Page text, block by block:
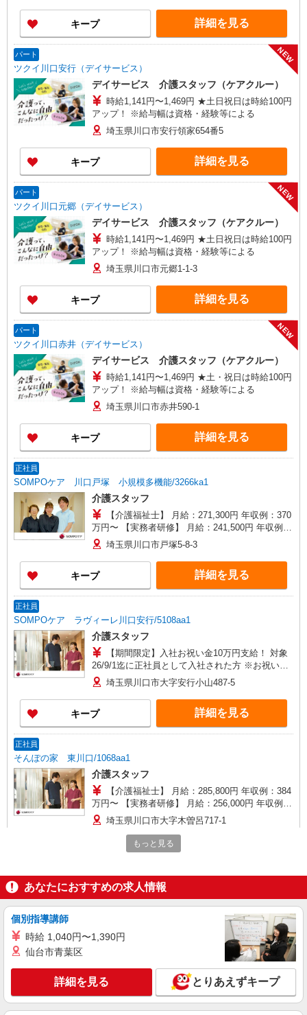
キープ 詳細を見る
パート
ツクイ川口安行（デイサービス）
NEW
デイサービス 介護スタッフ（ケアクルー）
時給1,141円〜1,469円 ★土日祝日は時給100円
アップ！ ※給与幅は資格・経験等による
埼玉県川口市安行領家654番5
キープ 詳細を見る
パート
ツクイ川口元郷（デイサービス）
NEW
デイサービス 介護スタッフ（ケアクルー）
時給1,141円〜1,469円 ★土日祝日は時給100円
アップ！ ※給与幅は資格・経験等による
埼玉県川口市元郷1-1-3
キープ 詳細を見る
パート
ツクイ川口赤井（デイサービス）
NEW
デイサービス 介護スタッフ（ケアクルー）
時給1,141円〜1,469円 ★土・祝日は時給100円
アップ！ ※給与幅は資格・経験等による
埼玉県川口市赤井590-1
キープ 詳細を見る
正社員
SOMPOケア 川口戸塚 小規模多機能/3266ka1
介護スタッフ
【介護福祉士】 月給：271,300円 年収例：370
万円〜 【実務者研修】 月給：241,500円 年収例：
330万円〜 【初任者研修】 月給：232,700円 年収
例：320万円〜 ※職務手当、働きがい向上手当、
日祝手当（月平均2回分）、夜勤手当（月平均5回
分）等、毎月平均的に支払われる手当を含みま
す。 ※介護福祉士のみ、特別職務手当も含む ◎オ
時は別途時間外手当支給（超過1分〜） ◎賞与
基本給2.08ヶ月分/年支給
埼玉県川口市戸塚5-8-3
キープ 詳細を見る
正社員
SOMPOケア ラヴィーレ川口安行/5108aa1
介護スタッフ
【期間限定】入社お祝い金10万円支給！ 対象
26/9/1迄に正社員として入社された方 ※お祝い金
は入社後3か月目の給与で支給、その他詳細は面接
時にご案内します 【介護福祉士】月給285,800円
／年収例384万円〜 【実務者研修】月給256,000円
／年収例345万円〜 【初任者研修・無資格】月給
247,200円／年収例334万円〜 ※職務手当、働きが
（月平均5回分）等、毎月平均的に支払われる手当
を含む ※介護福祉士のみ、特別職務手当も含む ◎
残業時は別途時間外手当支給（超過1分〜） ◎賞
与 基本給2.08ヶ月分/年支給
埼玉県川口市大字安行小山487-5
キープ 詳細を見る
正社員
そんぽの家 東川口/1068aa1
介護スタッフ
【介護福祉士】 月給：285,800円 年収例：384
万円〜 【実務者研修】 月給：256,000円 年収例：
345万円〜 【初任者研修・無資格】 月給：
247,200円 年収例：334万円〜 ※職務手当、働き
がい向上手当、日祝手当（月平均2回分）、夜勤手
当（月平均5回分）等、毎月平均的に支払われる手
も含む ◎残業時は別途時間外手当支給（超過1
分〜） ◎賞与 基本給2.08ヶ月分/年支給
埼玉県川口市大字木曽呂717-1
アルバイト パート
そんぽの家S 川口上青木/2071bc2
勤務（社保加入者）の場合は時給1,650円 ＊早朝
（〜8:00）：時給2,000円〜 ＊日曜祝日：時給
1,900円〜 【実務者研修・初任者研修（ヘルパー1
級・2級）】 時給1,520円 ◎週20時間以上勤務
（社保加入者）の場合は時給1,570円 ＊早朝（〜
8:00）：時給1,900円〜 ＊日曜祝日：時給1,820
キープ 詳細を見る
もっと見る
あなたにおすすめの求人情報
個別指導講師
時給 1,040円〜1,390円
仙台市青葉区
詳細を見る とりあえずキープ